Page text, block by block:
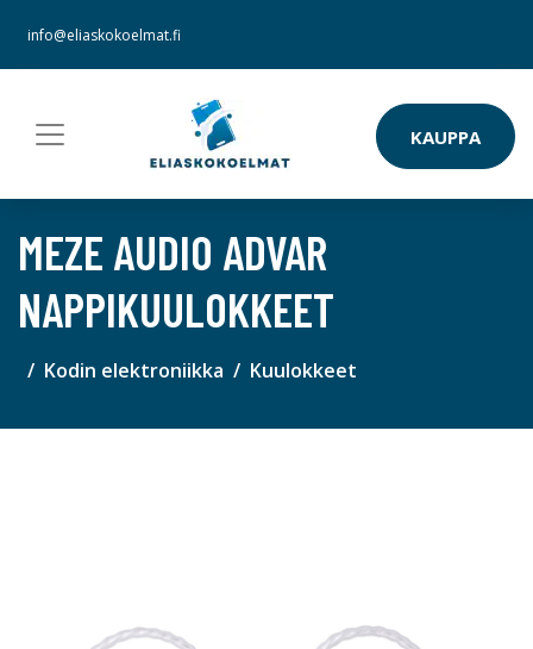
info@eliaskokoelmat.fi
KAUPPA
MEZE AUDIO ADVAR
NAPPIKUULOKKEET
Kodin elektroniikka Kuulokkeet